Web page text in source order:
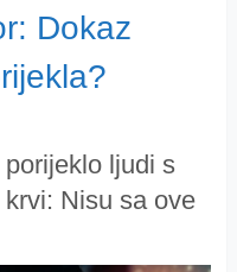
Dokaz
ljudi s
Nisu sa ove